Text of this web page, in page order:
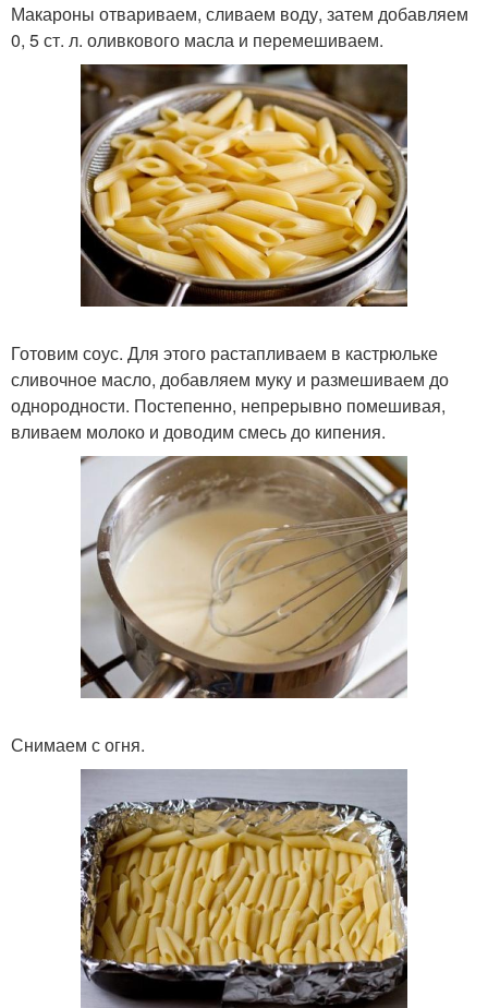
Макароны отвариваем, сливаем воду, затем добавляем
0, 5 ст. л. оливкового масла и перемешиваем.
Готовим соус. Для этого растапливаем в кастрюльке
сливочное масло, добавляем муку и размешиваем до
однородности. Постепенно, непрерывно помешивая,
вливаем молоко и доводим смесь до кипения.
Снимаем с огня.